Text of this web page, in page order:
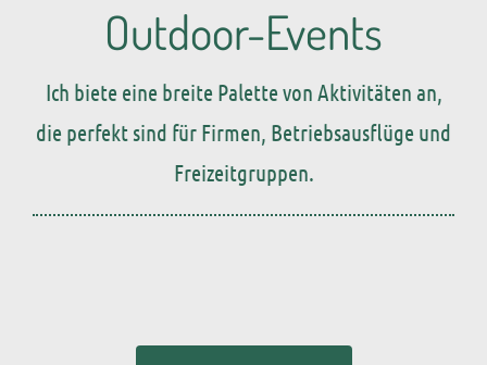
Outdoor-Events
Ich biete eine breite Palette von Aktivitäten an,
die perfekt sind für Firmen, Betriebsausflüge und
Freizeitgruppen.